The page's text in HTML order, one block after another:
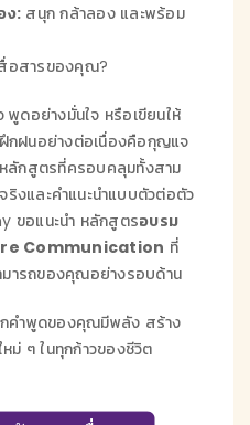
ง: สนุก กล้าลอง และพร้อม
อสารของคุณ?
พูดอย่างมั่นใจ หรือเขียนให้
กฝนอย่างต่อเนื่องคือกุญแจ
ลักสูตรที่ครอบคลุมทั้งสาม
งและคำแนะนำแบบตัวต่อตัว
ขอแนะนำ หลักสูตรอบรม
Communication ที่
ารถของคุณอย่างรอบด้าน
กคำพูดของคุณมีพลัง สร้าง
หม่ ๆ ในทุกก้าวของชีวิต